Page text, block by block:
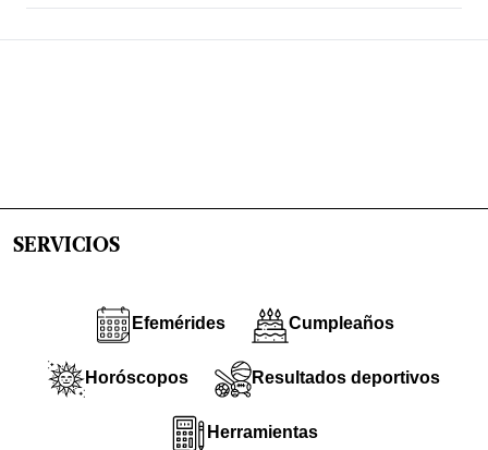
SERVICIOS
Efemérides Cumpleaños
Horóscopos Resultados deportivos
Herramientas